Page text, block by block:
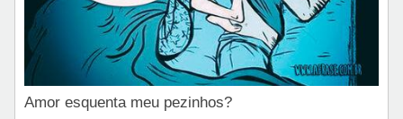
Amor esquenta meu pezinhos?